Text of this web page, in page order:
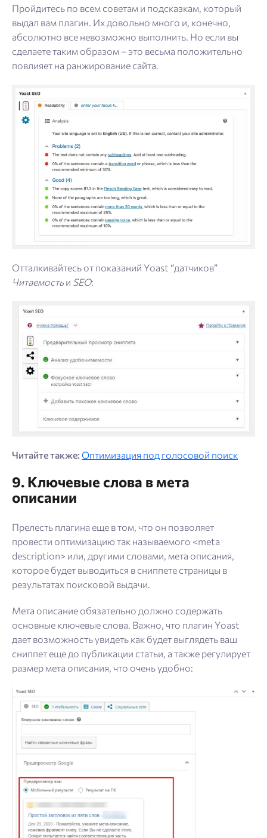
Пройдитесь по всем советам и подсказкам, который
выдал вам плагин. Их довольно много и, конечно,
абсолютно все невозможно выполнить. Но если вы
сделаете таким образом – это весьма положительно
повлияет на ранжирование сайта.
Отталкивайтесь от показаний Yoast “датчиков”
Читаемостьи SEO:
Читайте также: Оптимизация под голосовой поиск
9. Ключевые слова в мета
описании
Прелесть плагина еще в том, что он позволяет
провести оптимизацию так называемого <meta
description> или, другими словами, мета описания,
которое будет выводиться в сниппете страницы в
результатах поисковой выдачи.
Мета описание обязательно должно содержать
основные ключевые слова. Важно, что плагин Yoast
дает возможность увидеть как будет выглядеть ваш
сниппет еще до публикации статьи, а также регулирует
размер мета описания, что очень удобно: